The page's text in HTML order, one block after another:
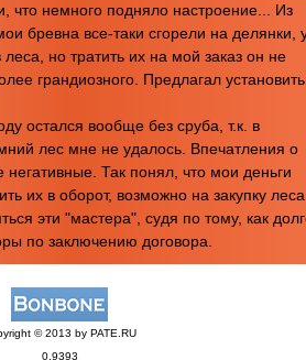
что немного подняло настроение... Из
бревна все-таки сгорели на делянки,
но тратить их на мой заказ он не
грандиозного. Предлагал установить
остался вообще без сруба, т.к. в
лес мне не удалось. Впечатления о
Так понял, что мои деньги
их в оборот, возможно на закупку
эти "мастера", судя по тому, как
по заключению договора.
© 2013 by PATE.RU
0.9393